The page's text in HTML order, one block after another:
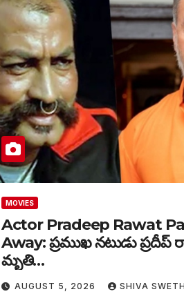
MOVIES
Actor Pradeep Rawat
Away: ప్రముఖ నటుడు ప్రదీప్
మృతి…
AUGUST 5, 2026 SHIVA